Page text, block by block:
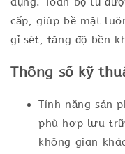
cấp, giúp bề mặt
gỉ sét, tăng độ bền
Thông số kỹ
Tính năng sản
phù hợp lưu
không gian